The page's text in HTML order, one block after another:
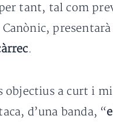
tant, tal com
.
objectius a curt i
d’una banda, “